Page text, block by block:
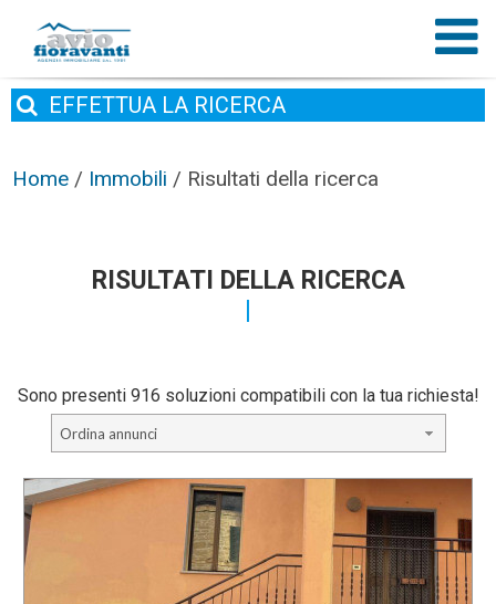
EFFETTUA LA RICERCA
Home / Immobili / Risultati della ricerca
RISULTATI DELLA RICERCA
Sono presenti 916 soluzioni compatibili con la tua richiesta!
Ordina annunci